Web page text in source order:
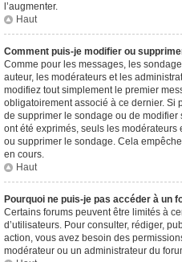
l’augmenter.
Haut
Comment puis-je modifier ou
Comme pour les messages, les
auteur, les modérateurs et les
modifiez tout simplement le premier
obligatoirement associé à ce dernier. Si
de supprimer le sondage ou de
ont été exprimés, seuls les
ou supprimer le sondage. Cela
en cours.
Haut
Pourquoi ne puis-je pas accéder à un
Certains forums peuvent être limités à
d’utilisateurs. Pour consulter, rédiger,
action, vous avez besoin des
modérateur ou un administrateur du